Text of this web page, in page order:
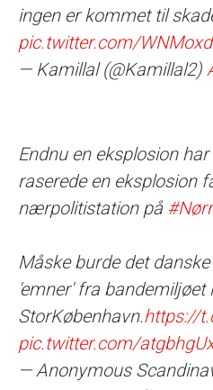
ingen er kommet til
pic.twitter.com/
— Kamillal (@Kamillal2)
Endnu en eksplosion
raserede en eksplosion
nærpolitistation på
Måske burde det
'emner' fra bandemiljøet i
StorKøbenhavn.https://
pic.twitter.com/
— Anonymous